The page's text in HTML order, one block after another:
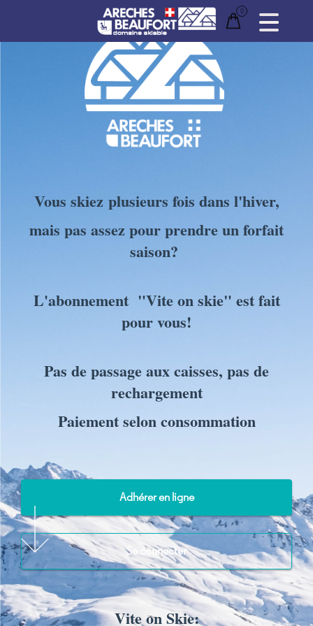
Vous skiez plusieurs fois dans l'hiver,
mais pas assez pour prendre un forfait
saison?
L'abonnement "Vite on skie" est fait
pour vous!
Pas de passage aux caisses, pas de
rechargement
Paiement selon consommation
Adhérer en ligne
Se connecter
Vite on Skie:
CHANGER DE LANGUE